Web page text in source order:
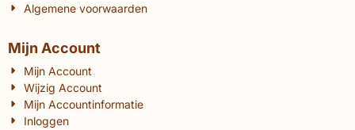
Algemene voorwaarden
Mijn Account
Mijn Account
Wijzig Account
Mijn Accountinformatie
Inloggen